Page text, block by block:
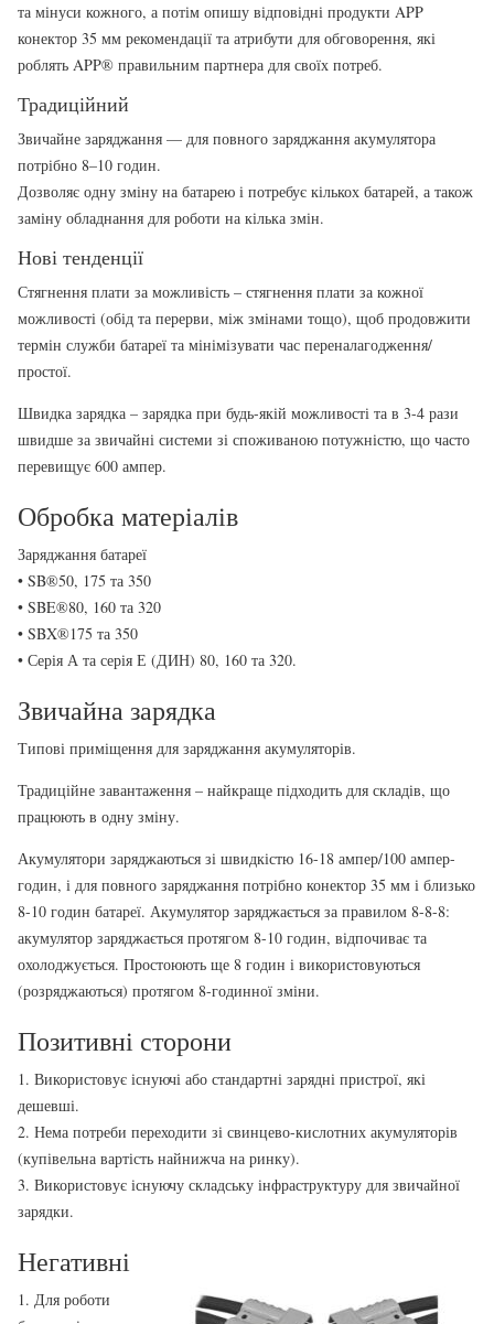
та мінуси кожного, а потім опишу відповідні продукти APP
конектор 35 мм рекомендації та атрибути для обговорення, які
роблять APP® правильним партнера для своїх потреб.
Традиційний
Звичайне заряджання — для повного заряджання акумулятора
потрібно 8–10 годин.
Дозволяє одну зміну на батарею і потребує кількох батарей, а також
заміну обладнання для роботи на кілька змін.
Нові тенденції
Стягнення плати за можливість – стягнення плати за кожної
можливості (обід та перерви, між змінами тощо), щоб продовжити
термін служби батареї та мінімізувати час переналагодження/
простої.
Швидка зарядка – зарядка при будь-якій можливості та в 3-4 рази
швидше за звичайні системи зі споживаною потужністю, що часто
перевищує 600 ампер.
Обробка матеріалів
Заряджання батареї
• SB®50, 175 та 350
• SBE®80, 160 та 320
• SBX®175 та 350
• Серія А та серія Е (ДИН) 80, 160 та 320.
Звичайна зарядка
Типові приміщення для заряджання акумуляторів.
Традиційне завантаження – найкраще підходить для складів, що
працюють в одну зміну.
Акумулятори заряджаються зі швидкістю 16-18 ампер/100 ампер-
годин, і для повного заряджання потрібно конектор 35 мм і близько
8-10 годин батареї. Акумулятор заряджається за правилом 8-8-8:
акумулятор заряджається протягом 8-10 годин, відпочиває та
охолоджується. Простоюють ще 8 годин і використовуються
(розряджаються) протягом 8-годинної зміни.
Позитивні сторони
1. Використовує існуючі або стандартні зарядні пристрої, які
дешевші.
2. Нема потреби переходити зі свинцево-кислотних акумуляторів
(купівельна вартість найнижча на ринку).
3. Використовує існуючу складську інфраструктуру для звичайної
зарядки.
Негативні
1. Для роботи